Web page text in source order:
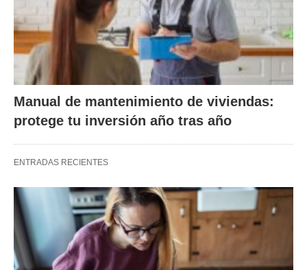
Manual de mantenimiento de viviendas:
protege tu inversión año tras año
ENTRADAS RECIENTES